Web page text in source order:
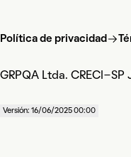
Política de privacidad
GRPQA Ltda. CRECI-SP
Versión: 16/06/2025 00:00